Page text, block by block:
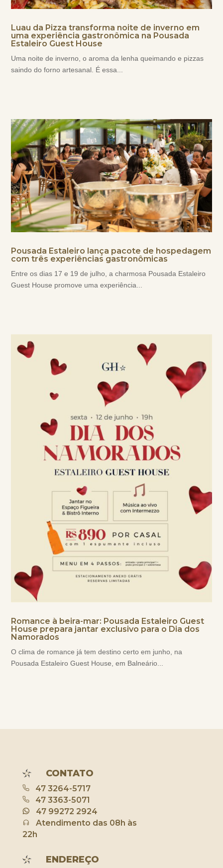
Luau da Pizza transforma noite de inverno em
uma experiência gastronômica na Pousada
Estaleiro Guest House
Uma noite de inverno, o aroma da lenha queimando e pizzas
saindo do forno artesanal. É essa...
Pousada Estaleiro lança pacote de hospedagem
com três experiências gastronômicas
Entre os dias 17 e 19 de julho, a charmosa Pousada Estaleiro
Guest House promove uma experiência...
Romance à beira-mar: Pousada Estaleiro Guest
House prepara jantar exclusivo para o Dia dos
Namorados
O clima de romance já tem destino certo em junho, na
Pousada Estaleiro Guest House, em Balneário...
CONTATO
47 3264-5717
47 3363-5071
47 99272 2924
Atendimento das 08h às
22h
ENDEREÇO